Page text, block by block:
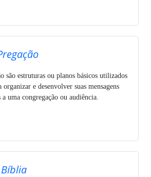
são estruturas ou planos básicos utilizados
organizar e desenvolver suas mensagens
a uma congregação ou audiência.